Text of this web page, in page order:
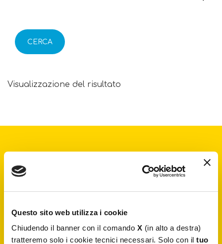
Questo sito web utilizza i cookie
Chiudendo il banner con il comando X (in alto a destra)
tratteremo solo i cookie tecnici necessari. Solo con il tuo
CERCA
Visualizzazione del risultato
Iscriviti alla newsletter
sul tuo primo acquisto